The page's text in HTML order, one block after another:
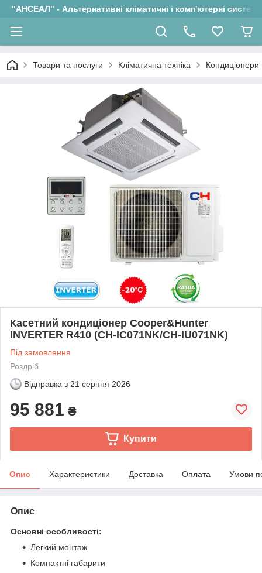
"АНСЕАЛ" - Альтернативні кліматичні і комп'ютерні системи
Товари та послуги Кліматична техніка Кондиціонери
Касетний кондиціонер Cooper&Hunter
INVERTER R410 (CH-IC071NK/CH-IU071NK)
Під замовлення
Роздріб
Відправка з 21 серпня 2026
95 881 ₴
Купити
Опис Характеристики Доставка Оплата Умови
Опис
Основні особливості:
Легкий монтаж
Компактні габарити